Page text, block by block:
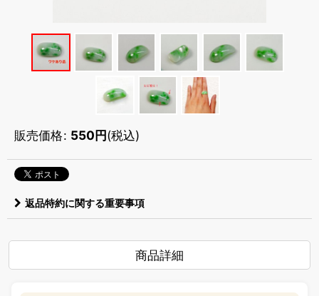
販売価格: 550円(税込)
返品特約に関する重要事項
商品詳細